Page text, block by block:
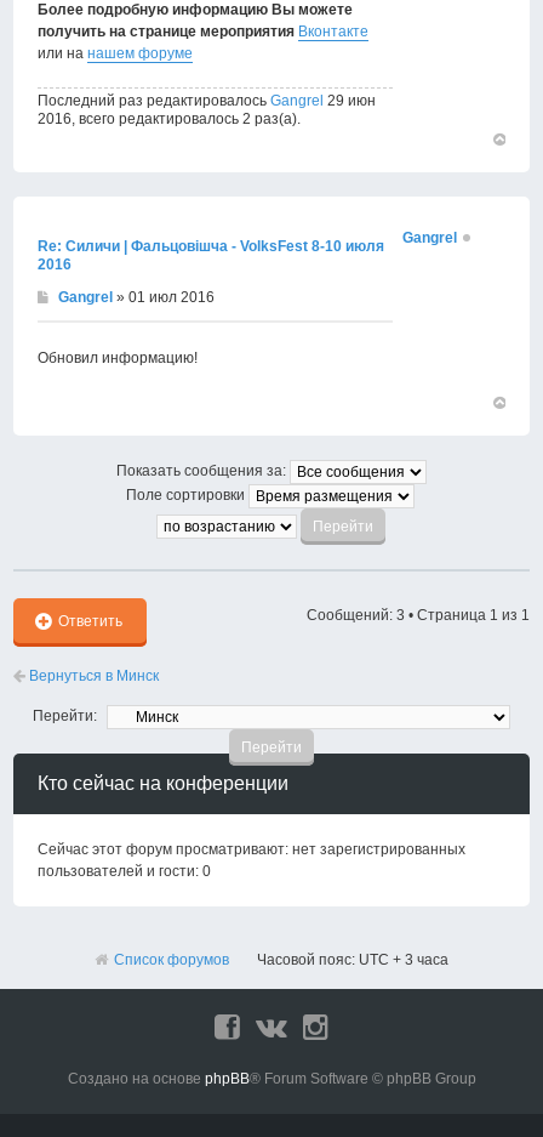
Более подробную информацию Вы можете
получить на странице мероприятия Вконтакте
или нанашем форуме
Последний раз редактировалосьGangrel 29 июн
2016, всего редактировалось 2 раз(а).
Re: Силичи | Фальцовiшча - VolksFest 8-10 июля
2016
Gangrel » 01 июл 2016
Обновил информацию!
Gangrel
Показать сообщения за:
Поле сортировки
Ответить Сообщений: 3 • Страница 1 из 1
Вернуться в Минск
Перейти:
Кто сейчас на конференции
Сейчас этот форум просматривают: нет зарегистрированных
пользователей и гости: 0
Список форумов Часовой пояс: UTC + 3 часа
Создано на основе phpBB® Forum Software © phpBB Group